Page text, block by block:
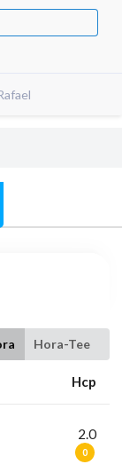
Hora-Tee
Hcp
2.0
0